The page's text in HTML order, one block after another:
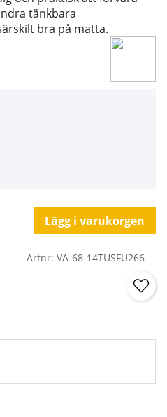
tänkbara
bra på matta.
Lägg i varukorgen
Artnr: VA-68-14TUSFU266